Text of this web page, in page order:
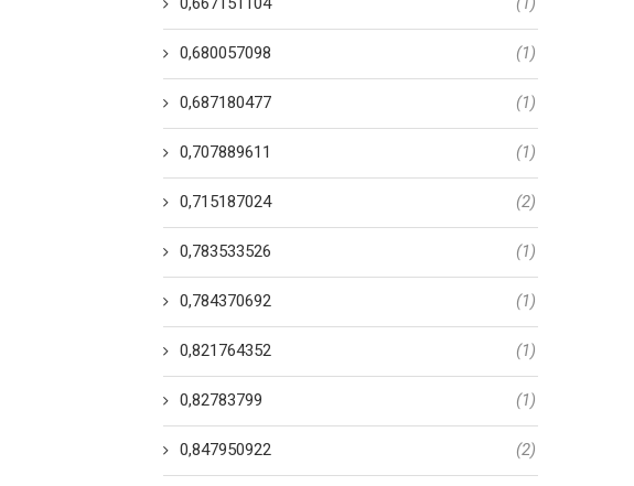
0,680057098 (1)
0,687180477 (1)
0,707889611 (1)
0,715187024 (2)
0,783533526 (1)
0,784370692 (1)
0,821764352 (1)
0,82783799 (1)
0,847950922 (2)